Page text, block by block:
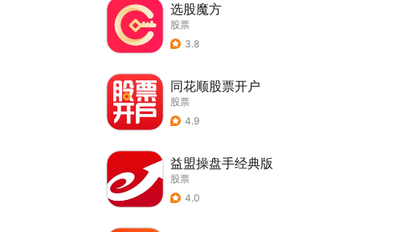
选股魔方
股票
3.8
同花顺股票开户
股票
4.9
益盟操盘手经典版
股票
4.0